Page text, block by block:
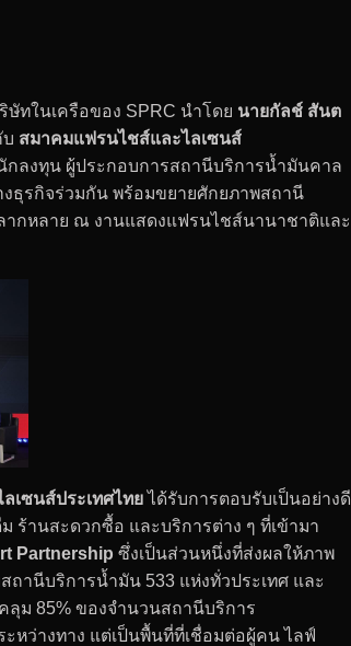
ษัทในเครือของ SPRC นำโดย นายกัลช์ สันต
สมาคมแฟรนไชส์และไลเซนส์
กลงทุน ผู้ประกอบการสถานีบริการน้ำมันคาล
ธุรกิจร่วมกัน พร้อมขยายศักยภาพสถานี
ากหลาย ณ งานแสดงแฟรนไชส์นานาชาติและ
เซนส์ประเทศไทยได้รับการตอบรับเป็นอย่างดี
ร้านสะดวกซื้อ และบริการต่าง ๆ ที่เข้ามา
Partnership ซึ่งเป็นส่วนหนึ่งที่ส่งผลให้ภาพ
ถานีบริการน้ำมัน 533 แห่งทั่วประเทศ และ
ลุม 85% ของจำนวนสถานีบริการ
หว่างทาง แต่เป็นพื้นที่ที่เชื่อมต่อผู้คน ไลฟ์